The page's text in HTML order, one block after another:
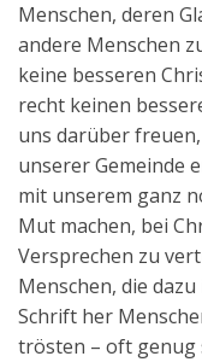
Menschen, deren
andere Menschen
keine besseren
recht keinen
uns darüber
unserer Gemeinde
mit unserem ganz
Mut machen, bei
Versprechen zu
Menschen, die
Schrift her
trösten – oft genug